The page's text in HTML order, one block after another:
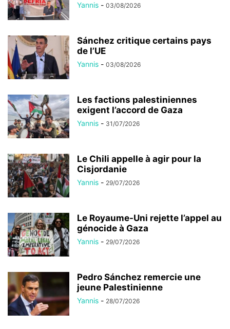
Yannis - 03/08/2026
Sánchez critique certains pays
de l’UE
Yannis - 03/08/2026
Les factions palestiniennes
exigent l’accord de Gaza
Yannis - 31/07/2026
Le Chili appelle à agir pour la
Cisjordanie
Yannis - 29/07/2026
Le Royaume-Uni rejette l’appel au
génocide à Gaza
Yannis - 29/07/2026
Pedro Sánchez remercie une
jeune Palestinienne
Yannis - 28/07/2026